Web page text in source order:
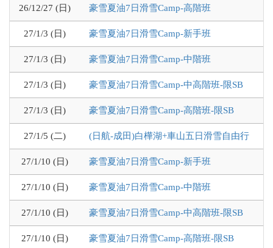
26/12/27 (日) 豪雪夏油7日滑雪Camp-高階班
27/1/3 (日) 豪雪夏油7日滑雪Camp-新手班
27/1/3 (日) 豪雪夏油7日滑雪Camp-中階班
27/1/3 (日) 豪雪夏油7日滑雪Camp-中高階班-限SB
27/1/3 (日) 豪雪夏油7日滑雪Camp-高階班-限SB
27/1/5 (二) (日航-成田)白樺湖+車山五日滑雪自由行
27/1/10 (日) 豪雪夏油7日滑雪Camp-新手班
27/1/10 (日) 豪雪夏油7日滑雪Camp-中階班
27/1/10 (日) 豪雪夏油7日滑雪Camp-中高階班-限SB
27/1/10 (日) 豪雪夏油7日滑雪Camp-高階班-限SB